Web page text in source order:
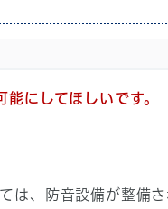
にしてほしいです。
、防音設備が整備